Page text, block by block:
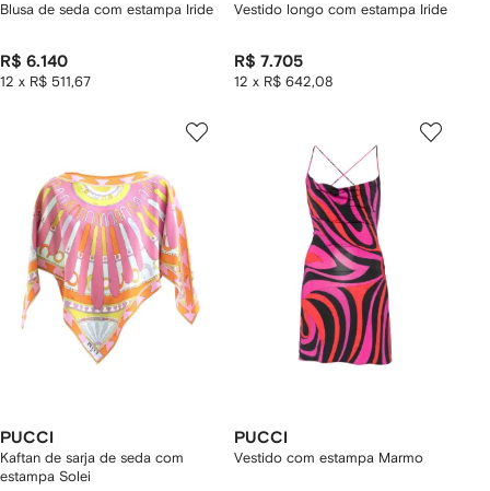
Blusa de seda com estampa Iride
R$ 6.140
12 x R$ 511,67
Vestido longo com estampa Iride
R$ 7.705
12 x R$ 642,08
PUCCI
Kaftan de sarja de seda com
estampa Solei
PUCCI
Vestido com estampa Marmo